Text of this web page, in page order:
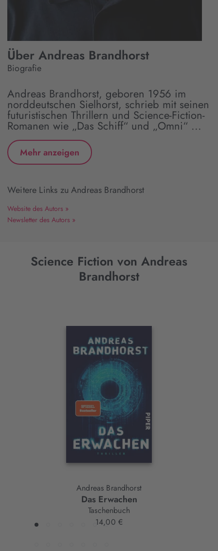
Über Andreas Brandhorst
Biografie
Andreas Brandhorst, geboren 1956 im
norddeutschen Sielhorst, schrieb mit seinen
futuristischen Thrillern und Science-Fiction-
Romanen wie „Das Schiff“ und „Omni“ ...
Mehr anzeigen
Weitere Links zu Andreas Brandhorst
Website des Autors »
Newsletter des Autors »
Science Fiction von Andreas
Brandhorst
Andreas Brandhorst
Das Erwachen
Taschenbuch
14,00 €